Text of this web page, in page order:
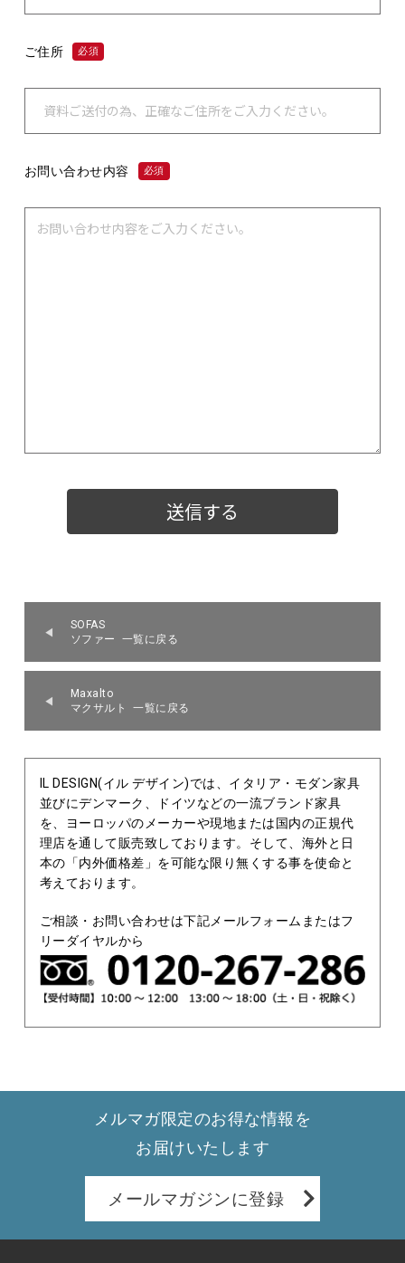
ご住所 必須
お問い合わせ内容 必須
SOFAS
ソファー 一覧に戻る
Maxalto
マクサルト 一覧に戻る
IL DESIGN(イル デザイン)では、イタリア・モダン家具
並びにデンマーク、ドイツなどの一流ブランド家具
を、ヨーロッパのメーカーや現地または国内の正規代
理店を通して販売致しております。そして、海外と日
本の「内外価格差」を可能な限り無くする事を使命と
考えております。
ご相談・お問い合わせは下記メールフォームまたはフ
リーダイヤルから
メルマガ限定のお得な情報を
お届けいたします
メールマガジンに登録